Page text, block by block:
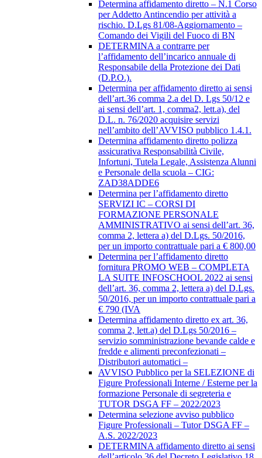
Determina affidamento diretto – N.1 Corso
per Addetto Antincendio per attività a
rischio. D.Lgs 81/08-Aggiornamento –
Comando dei Vigili del Fuoco di BN
DETERMINA a contrarre per
l’affidamento dell’incarico annuale di
Responsabile della Protezione dei Dati
(D.P.O.).
Determina per affidamento diretto ai sensi
dell’art.36 comma 2.a del D. Lgs 50/12 e
ai sensi dell’art. 1, comma2, lett.a), del
D.L. n. 76/2020 acquisire servizi
nell’ambito dell’AVVISO pubblico 1.4.1.
Determina affidamento diretto polizza
assicurativa Responsabilità Civile,
Infortuni, Tutela Legale, Assistenza Alunni
e Personale della scuola – CIG:
ZAD38ADDE6
Determina per l’affidamento diretto
SERVIZI IC – CORSI DI
FORMAZIONE PERSONALE
AMMINISTRATIVO ai sensi dell’art. 36,
comma 2, lettera a) del D.Lgs. 50/2016,
per un importo contrattuale pari a € 800,00
Determina per l’affidamento diretto
fornitura PROMO WEB – COMPLETA
LA SUITE INFOSCHOOL 2022 ai sensi
dell’art. 36, comma 2, lettera a) del D.Lgs.
50/2016, per un importo contrattuale pari a
€ 790 (IVA
Determina affidamento diretto ex art. 36,
comma 2, lett.a) del D.Lgs 50/2016 –
servizio somministrazione bevande calde e
fredde e alimenti preconfezionati –
Distributori automatici –
AVVISO Pubblico per la SELEZIONE di
Figure Professionali Interne / Esterne per la
formazione Personale di segreteria e
TUTOR DSGA FF – 2022/2023
Determina selezione avviso pubblico
Figure Professionali – Tutor DSGA FF –
A.S. 2022/2023
DETERMINA affidamento diretto ai sensi